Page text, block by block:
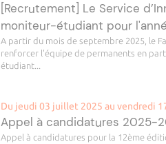
[Recrutement] Le Service
moniteur-étudiant pour
A partir du mois de septembre 2025, le
renforcer l'équipe de permanents en
étudiant...
Du jeudi 03 juillet 2025 au vendredi
Appel à candidatures 2025-
Appel à candidatures pour la 12ème